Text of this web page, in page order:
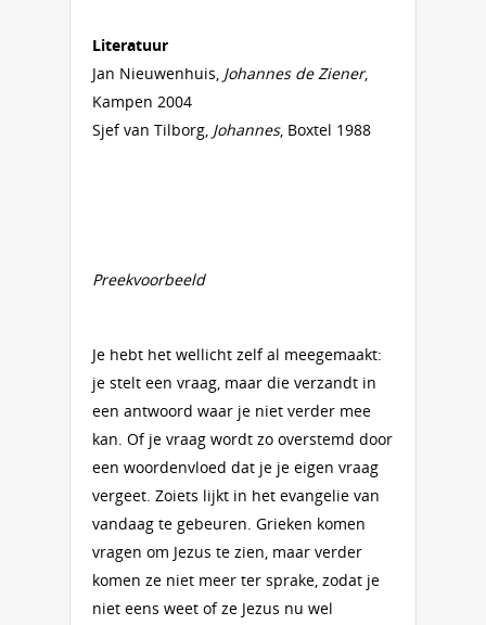
Literatuur
Jan Nieuwenhuis, Johannes de Ziener,
Kampen 2004
Sjef van Tilborg, Johannes, Boxtel 1988
Preekvoorbeeld
Je hebt het wellicht zelf al meegemaakt:
je stelt een vraag, maar die verzandt in
een antwoord waar je niet verder mee
kan. Of je vraag wordt zo overstemd door
een woordenvloed dat je je eigen vraag
vergeet. Zoiets lijkt in het evangelie van
vandaag te gebeuren. Grieken komen
vragen om Jezus te zien, maar verder
komen ze niet meer ter sprake, zodat je
niet eens weet of ze Jezus nu wel